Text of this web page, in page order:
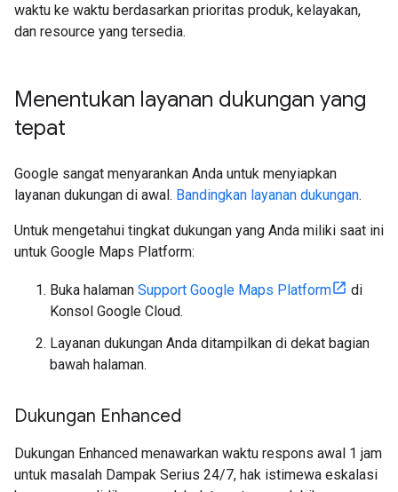
waktu ke waktu berdasarkan prioritas produk, kelayakan,
dan resource yang tersedia.
Menentukan layanan dukungan yang
tepat
Google sangat menyarankan Anda untuk menyiapkan
layanan dukungan di awal. Bandingkan layanan dukungan.
Untuk mengetahui tingkat dukungan yang Anda miliki saat ini
untuk Google Maps Platform:
Buka halaman Support Google Maps Platform
di
Konsol Google Cloud.
Layanan dukungan Anda ditampilkan di dekat bagian
bawah halaman.
Dukungan Enhanced
Dukungan Enhanced menawarkan waktu respons awal 1 jam
untuk masalah Dampak Serius 24/7, hak istimewa eskalasi